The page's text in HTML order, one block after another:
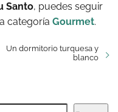
Santo, puedes seguir
categoría Gourmet.
Un dormitorio turquesa y
blanco